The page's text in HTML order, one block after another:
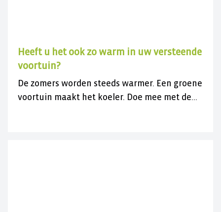
Heeft u het ook zo warm in uw versteende
voortuin?
De zomers worden steeds warmer. Een groene
voortuin maakt het koeler. Doe mee met de